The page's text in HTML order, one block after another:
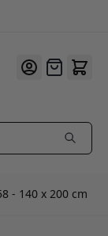
Offerte
- 140 x 200 cm